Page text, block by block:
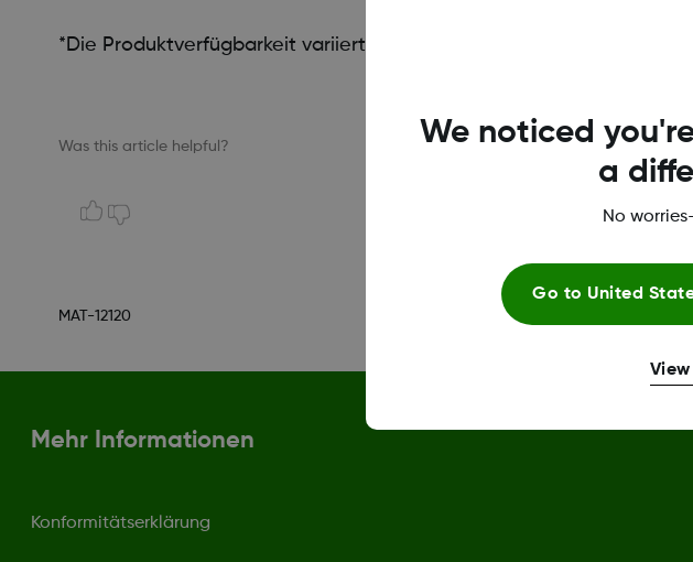
*Die Produktverfügbarkeit variiert je nach Land
Was this article helpful?
MAT-12120
Mehr Informationen
Konformitätserklärung
We noticed
a
No
Go to United